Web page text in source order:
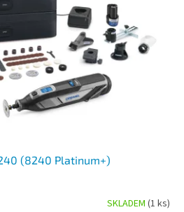
(8240 Platinum+)
SKLADEM (1 ks)